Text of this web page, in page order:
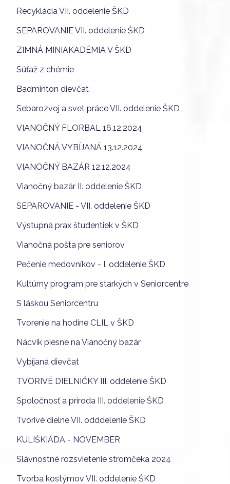
Recyklácia VII. oddelenie ŠKD
SEPAROVANIE VII. oddelenie ŠKD
ZIMNÁ MINIAKADÉMIA V ŠKD
Súťaž z chémie
Badminton dievčat
Sebarozvoj a svet práce VII. oddelenie ŠKD
VIANOČNÝ FLORBAL 16.12.2024
VIANOČNÁ VYBÍJANÁ 13.12.2024
VIANOČNÝ BAZÁR 12.12.2024
Vianočný bazár II. oddelenie ŠKD
SEPAROVANIE - VII. oddelenie ŠKD
Výstupná prax študentiek v ŠKD
Vianočná pošta pre seniorov
Pečenie medovníkov - I. oddelenie ŠKD
Kultúrny program pre starkých v Seniorcentre
S láskou Seniorcentru
Tvorenie na hodine CLIL v ŠKD
Nácvik piesne na Vianočný bazár
Vybíjaná dievčat
TVORIVÉ DIELNIČKY III. oddelenie ŠKD
Spoločnosť a príroda III. oddelenie ŠKD
Tvorivé dielne VII. odddelenie ŠKD
KULIŠKIÁDA - NOVEMBER
Slávnostné rozsvietenie stromčeka 2024
Tvorba kostýmov VII. oddelenie ŠKD